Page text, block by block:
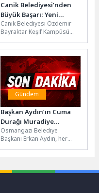
Canik Belediyesi’nden
Büyük Başarı: Yeni
Birinciliklere Göz
Kırpıyor
Canik Belediyesi Özdemir
Bayraktar Keşif Kampüsü
projeler TEKNOFEST ve
TÜBİTAK yarışmalarında
final ve...
Gündem
Başkan Aydın’ın Cuma
Durağı Muradiye
Mahallesi Oldu
Osmangazi Belediye
Başkanı Erkan Aydın, her
Muradiye Mahallesi’nde...